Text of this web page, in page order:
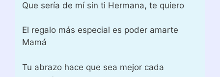
Que sería de mí sin ti Hermana, te quiero
El regalo más especial es poder amarte
Mamá
Tu abrazo hace que sea mejor cada